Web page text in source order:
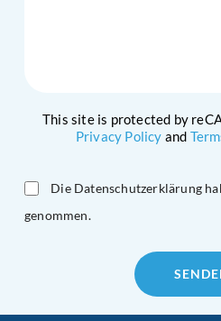
This site is protected by
Privacy Policy and
Die Datenschutzerklärung
genommen.
empty.